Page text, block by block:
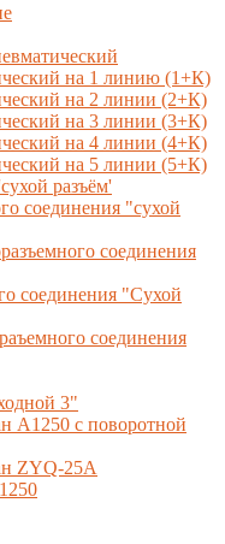
на 1 линию (1+К)
на 2 линии (2+К)
на 3 линии (3+К)
на 4 линии (4+К)
на 5 линии (5+К)
разъём'
соединения "сухой
соединения
соединения "Сухой
соединения
3"
A1250 с поворотной
ZYQ-25A